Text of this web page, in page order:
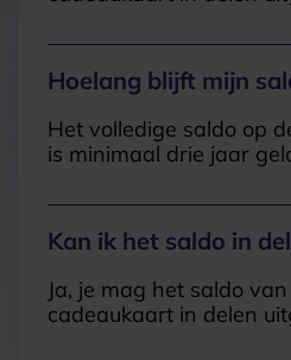
Hoelang blijft mijn
Het volledige saldo op
is minimaal drie jaar
Kan ik het saldo in
Ja, je mag het saldo
cadeaukaart in delen